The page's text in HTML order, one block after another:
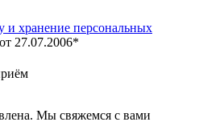
и хранение персональных
27.07.2006*
Мы свяжемся с вами